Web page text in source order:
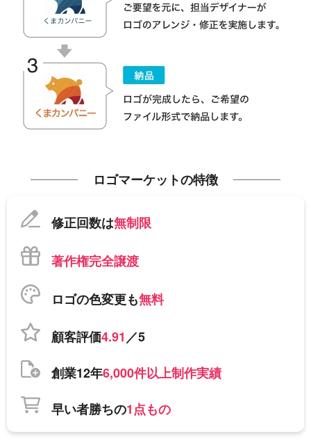
ロゴマーケットの特徴
修正回数は無制限
著作権完全譲渡
ロゴの色変更も無料
顧客評価4.91／5
創業12年6,000件以上制作実績
早い者勝ちの1点もの